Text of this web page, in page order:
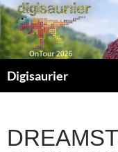
Zum
Inhalt
springen
Digisaurier